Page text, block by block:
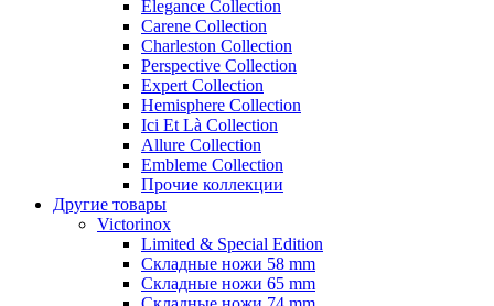
Elegance Collection
Carene Collection
Charleston Collection
Perspective Collection
Expert Collection
Hemisphere Collection
Ici Et Là Collection
Allure Collection
Embleme Collection
Прочие коллекции
Другие товары
Victorinox
Limited & Special Edition
Складные ножи 58 mm
Складные ножи 65 mm